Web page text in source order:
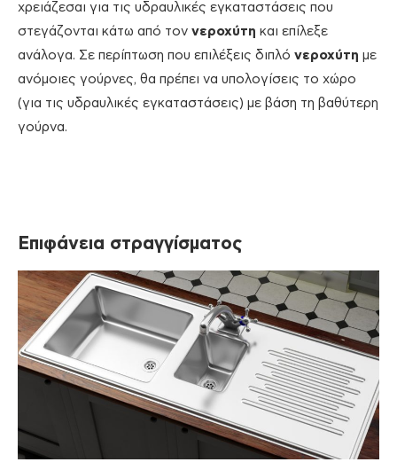
χρειάζεσαι για τις υδραυλικές εγκαταστάσεις που
στεγάζονται κάτω από τον νεροχύτη και επίλεξε
ανάλογα. Σε περίπτωση που επιλέξεις διπλό νεροχύτη με
ανόμοιες γούρνες, θα πρέπει να υπολογίσεις το χώρο
(για τις υδραυλικές εγκαταστάσεις) με βάση τη βαθύτερη
γούρνα.
Επιφάνεια στραγγίσματος